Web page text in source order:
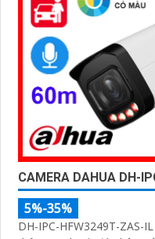
CAMERA DAHUA DH-
5%-35%
DH-IPC-HFW3249T-ZAS-